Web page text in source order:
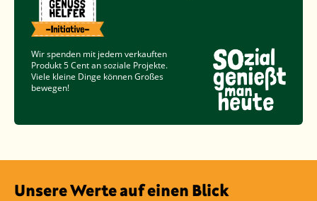
Wir spenden mit jedem verkauften
Produkt5 Centan soziale Projekte.
Viele kleine Dinge können Großes
bewegen!
Unsere Werte auf einen Blick